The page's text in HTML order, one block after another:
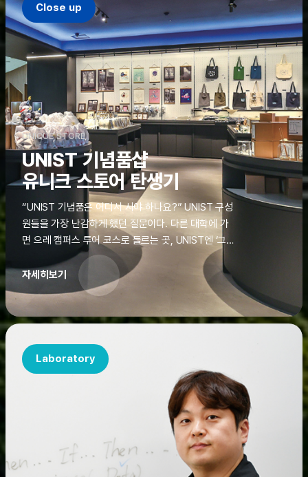
Close up
UNIQUE STORE
UNIST 기념품샵
유니크 스토어 탄생기
“UNIST 기념품은 어디서 사야 하나요?” UNIST 구성
원들을 가장 난감하게 했던 질문이다. 다른 대학에 가
면 으레 캠퍼스 투어 코스로 들르는 곳, UNIST엔 ‘그
것’이 없었다. 학교 탐방을 왔던 고등학생도, 자녀를 방
문하러 온 학부모도 빈손으로 돌려보내야 했던 아쉬움
을 달래줄 공간이 ‘유니크 스토어(UNIQUE
STORE)’라는 이름으로 지난해 11월 문을 열었다.
자세히보기
Laboratory